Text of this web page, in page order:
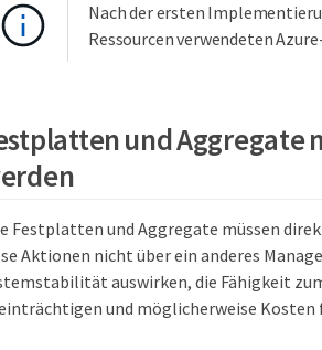
Nach der ersten
Ressourcen verwendeten
und Aggregate
Festplatten und Aggregate müssen
Aktionen nicht über ein anderes
auswirken, die Fähigkeit
und möglicherweise Kosten